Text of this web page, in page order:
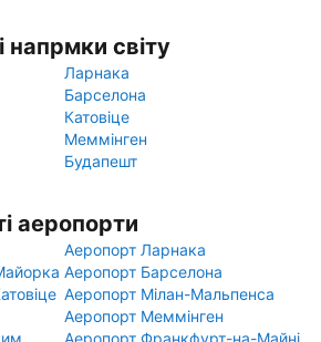
напрмки світу
Ларнака
Барселона
Катовіце
Меммінген
Будапешт
аеропорти
Аеропорт Ларнака
Аеропорт Барселона
Аеропорт Мілан-Мальпенса
Аеропорт Меммінген
Аеропорт Франкфурт-на-Майні